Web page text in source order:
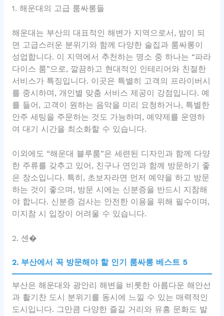
1. 해운대의 고급 룸싸롱들
해운대는 부산의 대표적인 해변가 지역으로서, 밤이 되
면 고급스러운 분위기와 함께 다양한 술집과 룸싸롱이
성업합니다. 이 지역에서 추천하는 명소 중 하나는 “파라
다이스 룸”으로, 깔끔하고 현대적인 인테리어와 친절한
서비스가 특징입니다. 이곳은 특별히 고객의 프라이버시
를 중시하며, 개인별 맞춤 서비스 제공이 강점입니다. 예
를 들어, 고객이 원하는 음악을 미리 요청하거나, 특별한
안주 세팅을 주문하는 것도 가능하며, 예약제를 운영하
여 대기 시간을 최소화할 수 있습니다.
이외에도 “해운대 블루룸”은 세련된 디자인과 함께 다양
한 주류를 갖추고 있어, 친구나 연인과 함께 방문하기 좋
은 장소입니다. 특히, 초보자라면 먼저 예약을 하고 방문
하는 것이 좋으며, 방문 시에는 신분증을 반드시 지참해
야 합니다. 신분증 검사는 안전한 이용을 위해 필수이며,
미지참 시 입장이 어려울 수 있습니다.
2. 센�
2. 부산에서 꼭 방문해야 할 인기 룸싸롱 베스트 5
부산은 해운대와 광안리 해변을 비롯한 아름다운 해안선
과 활기찬 도시 분위기를 동시에 느낄 수 있는 매력적인
도시입니다. 그만큼 다양한 즐길 거리와 유흥 문화도 발